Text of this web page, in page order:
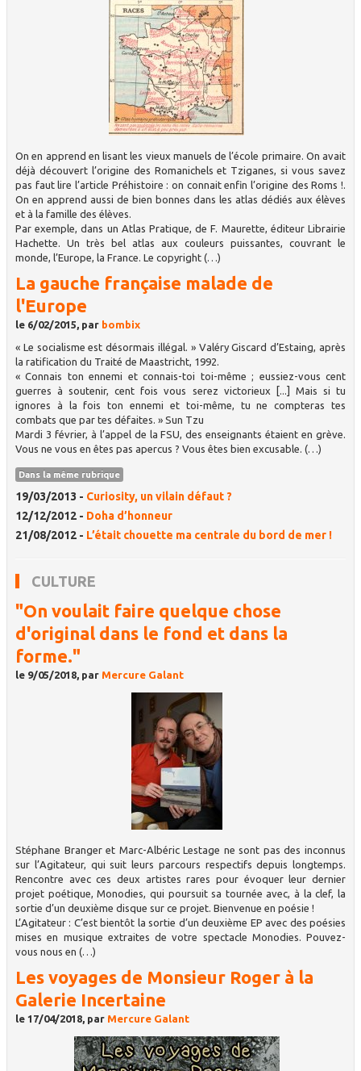
On en apprend en lisant les vieux manuels de l’école primaire. On avait
déjà découvert l’origine des Romanichels et Tziganes, si vous savez
pas faut lire l’article Préhistoire : on connait enfin l’origine des Roms !.
On en apprend aussi de bien bonnes dans les atlas dédiés aux élèves
et à la famille des élèves.
Par exemple, dans un Atlas Pratique, de F. Maurette, éditeur Librairie
Hachette. Un très bel atlas aux couleurs puissantes, couvrant le
monde, l’Europe, la France. Le copyright (…)
La gauche française malade de
l'Europe
le 6/02/2015, par bombix
« Le socialisme est désormais illégal. » Valéry Giscard d’Estaing, après
la ratification du Traité de Maastricht, 1992.
« Connais ton ennemi et connais-toi toi-même ; eussiez-vous cent
guerres à soutenir, cent fois vous serez victorieux [...] Mais si tu
ignores à la fois ton ennemi et toi-même, tu ne compteras tes
combats que par tes défaites. » Sun Tzu
Mardi 3 février, à l’appel de la FSU, des enseignants étaient en grève.
Vous ne vous en êtes pas apercus ? Vous êtes bien excusable. (…)
Dans la même rubrique
19/03/2013 - Curiosity, un vilain défaut ?
12/12/2012 - Doha d’honneur
21/08/2012 - L’était chouette ma centrale du bord de mer !
CULTURE
"On voulait faire quelque chose
d'original dans le fond et dans la
forme."
le 9/05/2018, par Mercure Galant
Stéphane Branger et Marc-Albéric Lestage ne sont pas des inconnus
sur l’Agitateur, qui suit leurs parcours respectifs depuis longtemps.
Rencontre avec ces deux artistes rares pour évoquer leur dernier
projet poétique, Monodies, qui poursuit sa tournée avec, à la clef, la
sortie d’un deuxième disque sur ce projet. Bienvenue en poésie !
L’Agitateur : C’est bientôt la sortie d’un deuxième EP avec des poésies
mises en musique extraites de votre spectacle Monodies. Pouvez-
vous nous en (…)
Les voyages de Monsieur Roger à la
Galerie Incertaine
le 17/04/2018, par Mercure Galant